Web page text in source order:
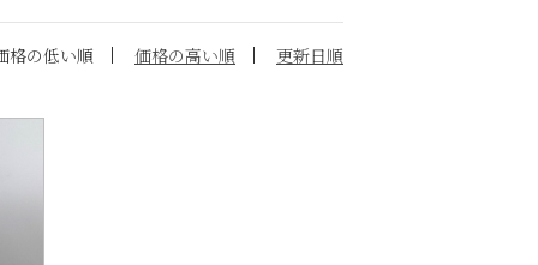
格の低い順 価格の高い順 更新日順